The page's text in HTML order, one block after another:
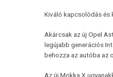
Kiváló kapcsolódás és
Akárcsak az új Opel
legújabb generációs
behozza az autóba az
Az új Mokka X